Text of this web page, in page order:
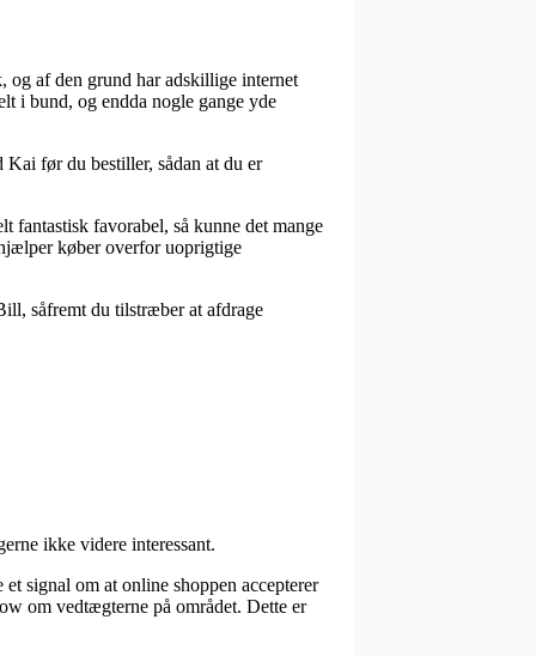
af den grund har adskillige internet
i bund, og endda nogle gange yde
før du bestiller, sådan at du er
fantastisk favorabel, så kunne det mange
køber overfor uoprigtige
såfremt du tilstræber at afdrage
ikke videre interessant.
signal om at online shoppen accepterer
om vedtægterne på området. Dette er